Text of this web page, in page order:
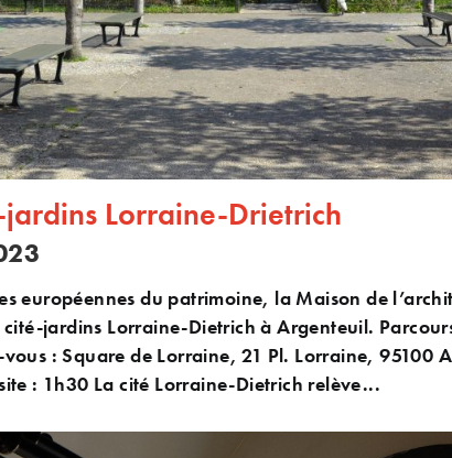
Lorraine-Drietrich
européennes du patrimoine, la Maison de
jardins Lorraine-Dietrich à Argenteuil.
: Square de Lorraine, 21 Pl. Lorraine, 95100
: 1h30 La cité Lorraine-Dietrich relève...